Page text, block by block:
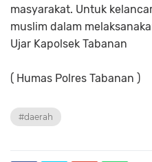
masyarakat. Untuk
muslim dalam
Ujar Kapolsek Tabanan
( Humas Polres Tabanan )
#daerah